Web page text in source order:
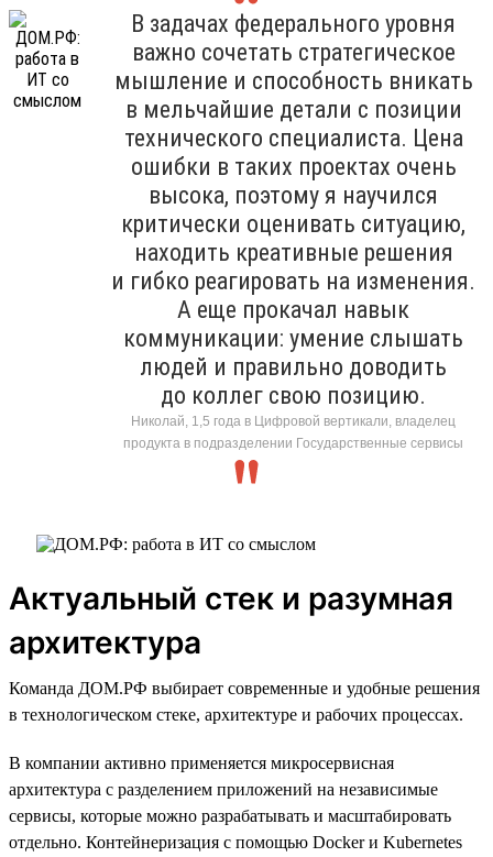
В задачах федерального уровня
важно сочетать стратегическое
мышление и способность вникать
в мельчайшие детали с позиции
технического специалиста. Цена
ошибки в таких проектах очень
высока, поэтому я научился
критически оценивать ситуацию,
находить креативные решения
и гибко реагировать на изменения.
А еще прокачал навык
коммуникации: умение слышать
людей и правильно доводить
до коллег свою позицию.
Николай, 1,5 года в Цифровой вертикали, владелец
продукта в подразделении Государственные сервисы
Актуальный стек и разумная
архитектура
Команда ДОМ.РФ выбирает современные и удобные решения
в технологическом стеке, архитектуре и рабочих процессах.
В компании активно применяется микросервисная
архитектура с разделением приложений на независимые
сервисы, которые можно разрабатывать и масштабировать
отдельно. Контейнеризация с помощью Docker и Kubernetes